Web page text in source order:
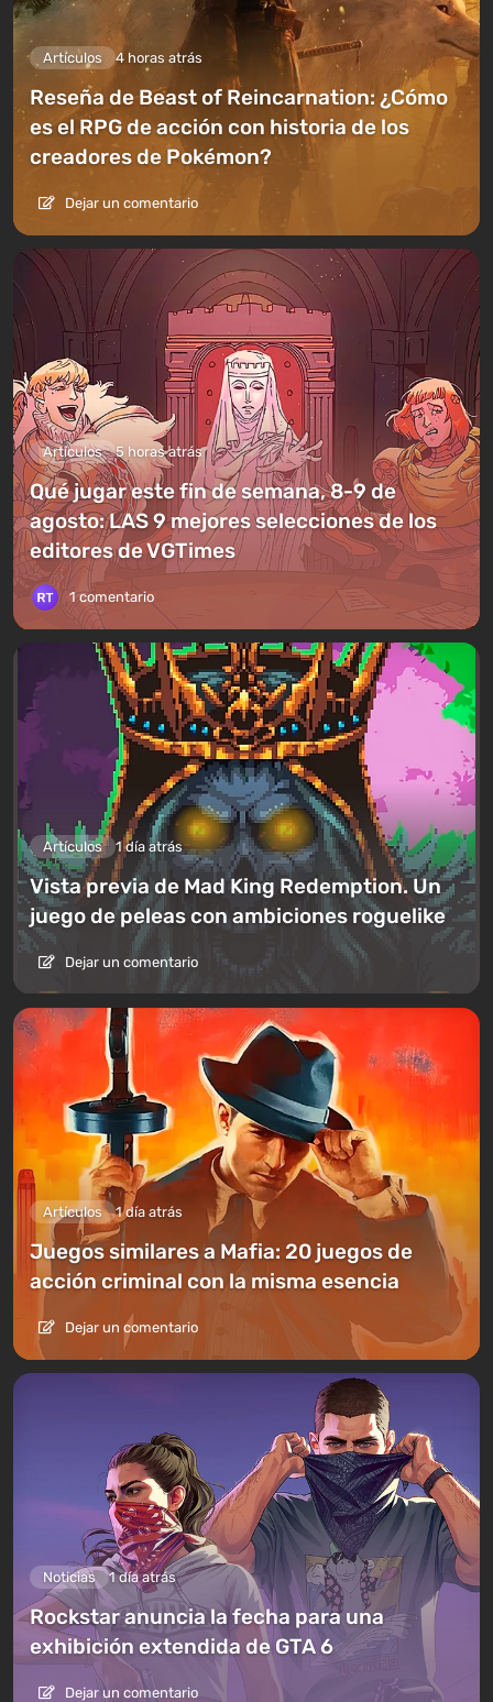
Artículos 4 horas atrás
Reseña de Beast of Reincarnation: ¿Cómo
es el RPG de acción con historia de los
creadores de Pokémon?
Dejar un comentario
Artículos 5 horas atrás
Qué jugar este fin de semana, 8-9 de
agosto: LAS 9 mejores selecciones de los
editores de VGTimes
1 comentario
Artículos 1 día atrás
Vista previa de Mad King Redemption. Un
juego de peleas con ambiciones roguelike
Dejar un comentario
Artículos 1 día atrás
Juegos similares a Mafia: 20 juegos de
acción criminal con la misma esencia
Dejar un comentario
Noticias 1 día atrás
Rockstar anuncia la fecha para una
exhibición extendida de GTA 6
Dejar un comentario